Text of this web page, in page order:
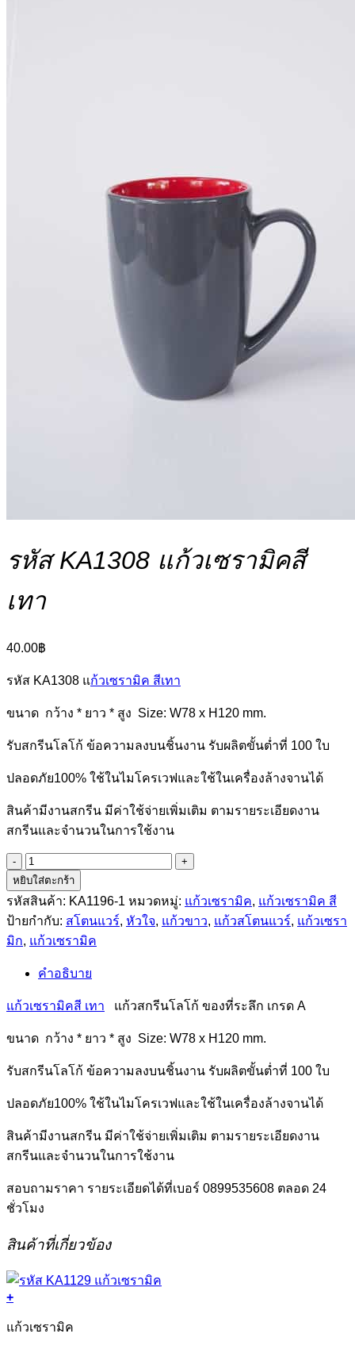
รหัส KA1308 แก้วเซรามิคสี
เทา
40.00฿
รหัส KA1308 แก้วเซรามิค สีเทา
ขนาด กว้าง * ยาว * สูง Size: W78 x H120 mm.
รับสกรีนโลโก้ ข้อความลงบนชิ้นงาน รับผลิตขั้นต่ำที่ 100 ใบ
ปลอดภัย100% ใช้ในไมโครเวฟและใช้ในเครื่องล้างจานได้
สินค้ามีงานสกรีน มีค่าใช้จ่ายเพิ่มเติม ตามรายระเอียดงาน
สกรีนและจำนวนในการใช้งาน
จำนวน
รหัส
KA1308
แก้ว
เซรามิค
เทา
หยิบใส่ตะกร้า
รหัสสินค้า: KA1196-1 หมวดหมู่: แก้วเซรามิค, แก้วเซรามิค สี
ป้ายกำกับ: สโตนแวร์, หัวใจ, แก้วขาว, แก้วสโตนแวร์, แก้วเซรา
มิก, แก้วเซรามิค
คำอธิบาย
แก้วเซรามิคสี เทา แก้วสกรีนโลโก้ ของที่ระลึก เกรด A
ขนาด กว้าง * ยาว * สูง Size: W78 x H120 mm.
รับสกรีนโลโก้ ข้อความลงบนชิ้นงาน รับผลิตขั้นต่ำที่ 100 ใบ
ปลอดภัย100% ใช้ในไมโครเวฟและใช้ในเครื่องล้างจานได้
สินค้ามีงานสกรีน มีค่าใช้จ่ายเพิ่มเติม ตามรายระเอียดงาน
สกรีนและจำนวนในการใช้งาน
สอบถามราคา รายระเอียดได้ที่เบอร์ 0899535608 ตลอด 24
ชั่วโมง
สินค้าที่เกี่ยวข้อง
+
แก้วเซรามิค